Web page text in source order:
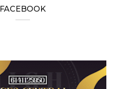
FACEBOOK